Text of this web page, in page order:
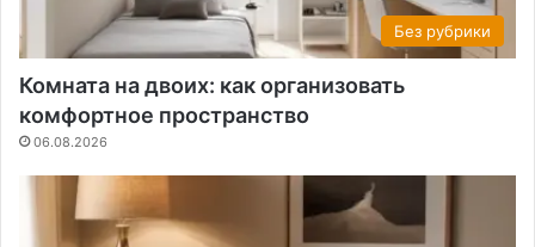
Без рубрики
Комната на двоих: как организовать
комфортное пространство
06.08.2026